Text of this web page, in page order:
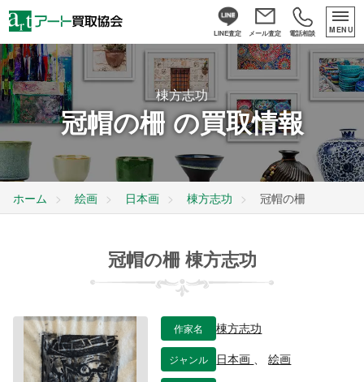
LINE査定 メール査定 電話相談 MENU
棟方志功
冠帽の柵 の買取情報
ホーム 絵画 日本画 棟方志功 冠帽の柵
冠帽の柵 棟方志功
作家名 棟方志功
ジャンル 日本画 、絵画